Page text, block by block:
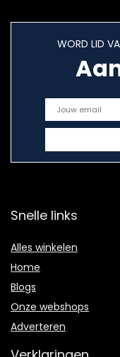
WORD LID
Snelle links
Alles winkelen
Home
Blogs
Onze webshops
Adverteren